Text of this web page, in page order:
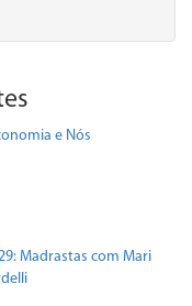
e Nós
Madrastas com Mari